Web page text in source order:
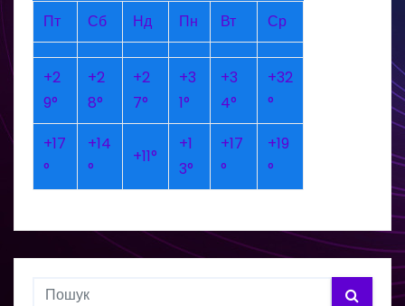
Пт
Сб Нд Пн Вт Ср
+2
9°
+2
8°
+2
7°
+3
1°
+3
4°
+32
°
+17
°
+14
°
+11°
+1
3°
+17
°
+19
°